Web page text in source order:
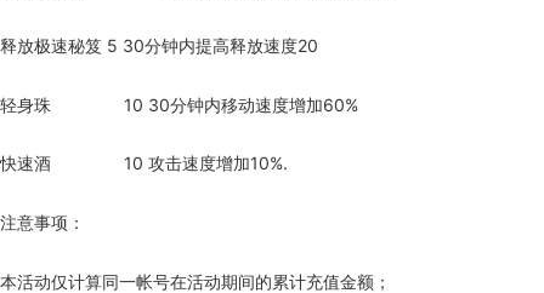
释放极速秘笈 5 30分钟内提高释放速度20
轻身珠 10 30分钟内移动速度增加60%
快速酒 10 攻击速度增加10%.
注意事项：
本活动仅计算同一帐号在活动期间的累计充值金额；